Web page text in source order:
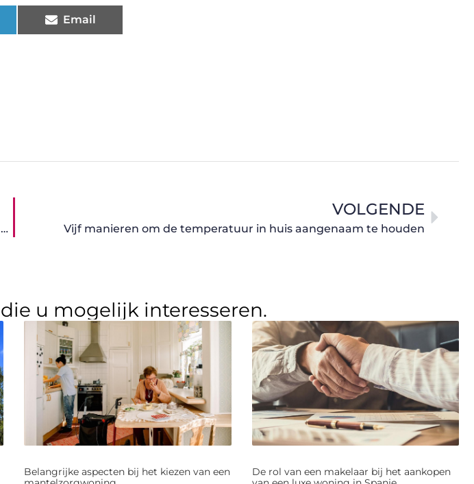
Email
Hoe kies je het juiste architectenbureau in Hasselt voor een industrieel bouwproject?
VOLGENDE
Vijf manieren om de temperatuur in huis aangenaam te houden
die u mogelijk interesseren.
Belangrijke aspecten bij het kiezen van een
De rol van een makelaar bij het aankopen